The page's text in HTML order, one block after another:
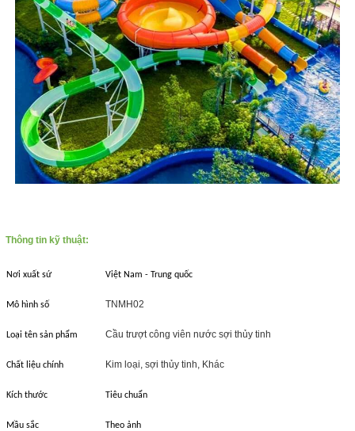
Thông tin kỹ thuật:
Nơi xuất sứ Việt Nam - Trung quốc
Mô hình số TNMH02
Loại tên sản phẩm Cầu trượt công viên nước sợi thủy tinh
Chất liệu chính Kim loại, sợi thủy tinh, Khác
Kích thước Tiêu chuẩn
Mầu sắc Theo ảnh